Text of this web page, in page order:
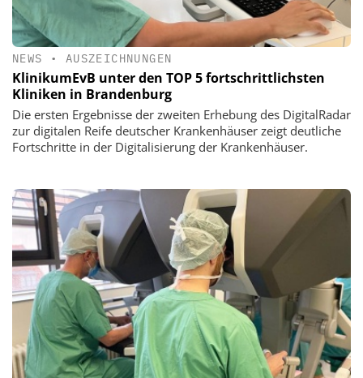
NEWS • AUSZEICHNUNGEN
KlinikumEvB unter den TOP 5 fortschrittlichsten
Kliniken in Brandenburg
Die ersten Ergebnisse der zweiten Erhebung des DigitalRadar
zur digitalen Reife deutscher Krankenhäuser zeigt deutliche
Fortschritte in der Digitalisierung der Krankenhäuser.